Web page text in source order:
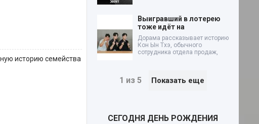
историю семейства
Выигравший в лотерею
тоже идёт на
Дорама рассказывает историю
Кон Ын Тхэ, обычного
сотрудника отдела продаж,
1 из 5 Показать еще
СЕГОДНЯ ДЕНЬ РОЖДЕНИЯ